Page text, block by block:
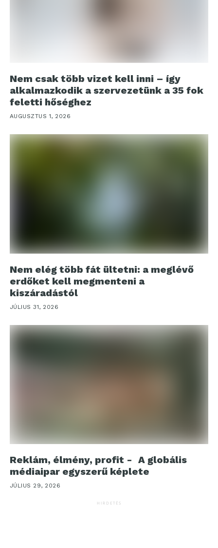
Nem csak több vizet kell inni – így
alkalmazkodik a szervezetünk a 35 fok
feletti hőséghez
AUGUSZTUS 1, 2026
Nem elég több fát ültetni: a meglévő
erdőket kell megmenteni a
kiszáradástól
JÚLIUS 31, 2026
Reklám, élmény, profit - A globális
médiaipar egyszerű képlete
JÚLIUS 29, 2026
HIRDETÉS